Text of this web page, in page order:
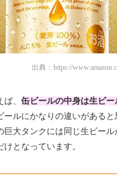
出典： https://
、 缶ビールの中身は生ビー
ールにかなりの違いがある
巨大タンクには同じ生ビール
となっています。